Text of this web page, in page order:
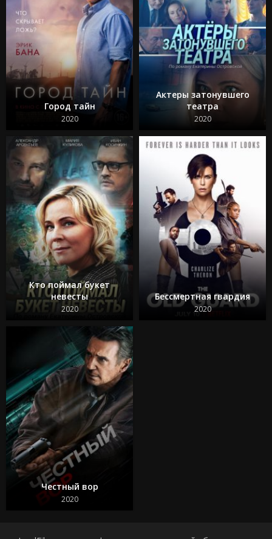
Город тайн
2020
Актеры затонувшего
театра
2020
Кто поймал букет
невесты
2020
Бессмертная гвардия
2020
Честный вор
2020